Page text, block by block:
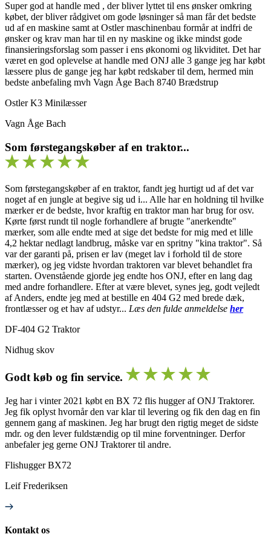
Super god at handle med , der bliver lyttet til ens ønsker omkring
købet, der bliver rådgivet om gode løsninger så man får det bedste
ud af en maskine samt at Ostler maschinenbau formår at indfri de
ønsker og krav man har til en ny maskine og ikke mindst gode
finansieringsforslag som passer i ens økonomi og likviditet. Det har
været en god oplevelse at handle med ONJ alle 3 gange jeg har købt
læssere plus de gange jeg har købt redskaber til dem, hermed min
bedste anbefaling mvh Vagn Åge Bach 8740 Brædstrup
Ostler K3 Minilæsser
Vagn Åge Bach
Som førstegangskøber af en traktor...
Som førstegangskøber af en traktor, fandt jeg hurtigt ud af det var
noget af en jungle at begive sig ud i... Alle har en holdning til hvilke
mærker er de bedste, hvor kraftig en traktor man har brug for osv.
Kørte først rundt til nogle forhandlere af brugte "anerkendte"
mærker, som alle endte med at sige det bedste for mig med et lille
4,2 hektar nedlagt landbrug, måske var en spritny "kina traktor". Så
var der garanti på, prisen er lav (meget lav i forhold til de store
mærker), og jeg vidste hvordan traktoren var blevet behandlet fra
starten. Ovenstående gjorde jeg endte hos ONJ, efter en lang dag
med andre forhandlere. Efter at være blevet, synes jeg, godt vejledt
af Anders, endte jeg med at bestille en 404 G2 med brede dæk,
frontlæsser og et hav af udstyr... Læs den fulde anmeldelse her
DF-404 G2 Traktor
Nidhug skov
Godt køb og fin service.
Jeg har i vinter 2021 købt en BX 72 flis hugger af ONJ Traktorer.
Jeg fik oplyst hvornår den var klar til levering og fik den dag en fin
gennem gang af maskinen. Jeg har brugt den rigtig meget de sidste
mdr. og den lever fuldstændig op til mine forventninger. Derfor
anbefaler jeg gerne ONJ Traktorer til andre.
Flishugger BX72
Leif Frederiksen
Kontakt os